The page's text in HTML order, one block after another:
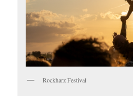
Rockharz Festival